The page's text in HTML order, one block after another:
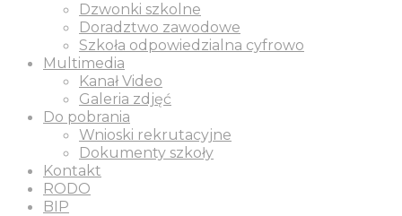
Dzwonki szkolne
Doradztwo zawodowe
Szkoła odpowiedzialna cyfrowo
Multimedia
Kanał Video
Galeria zdjęć
Do pobrania
Wnioski rekrutacyjne
Dokumenty szkoły
Kontakt
RODO
BIP